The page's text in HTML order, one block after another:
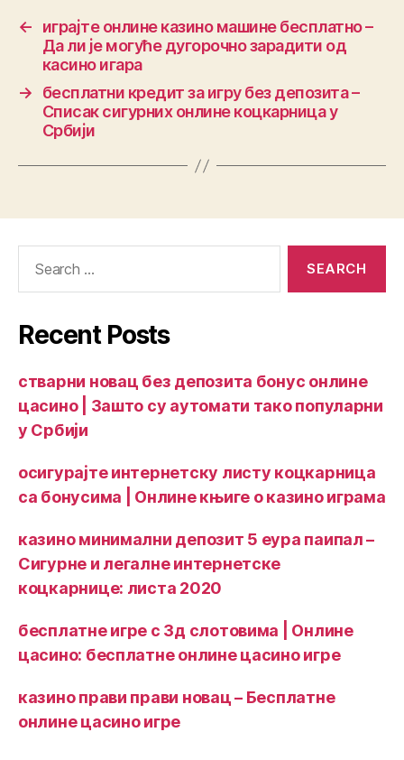
←
играјте онлине казино машине бесплатно –
Да ли је могуће дугорочно зарадити од
касино игара
→
бесплатни кредит за игру без депозита –
Списак сигурних онлине коцкарница у
Србији
Recent Posts
стварни новац без депозита бонус онлине
цасино | Зашто су аутомати тако популарни
у Србији
осигурајте интернетску листу коцкарница
са бонусима | Онлине књиге о казино играма
казино минимални депозит 5 еура паипал –
Сигурне и легалне интернетске
коцкарнице: листа 2020
бесплатне игре с 3д слотовима | Онлине
цасино: бесплатне онлине цасино игре
казино прави прави новац – Бесплатне
онлине цасино игре